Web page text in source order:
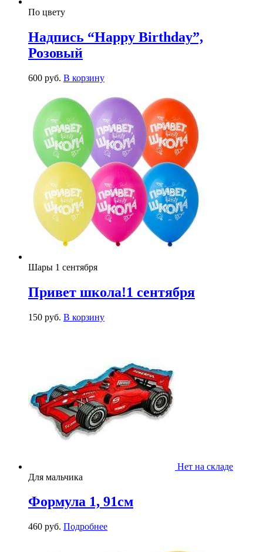
По цвету
Надпись “Happy Birthday”,
Розовый
600 руб. В корзину
Шары 1 сентября
Привет школа!1 сентября
150 руб. В корзину
Нет на складе
Для мальчика
Формула 1, 91см
460 руб. Подробнее